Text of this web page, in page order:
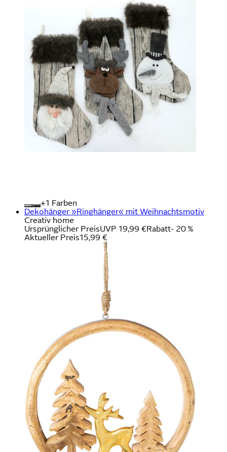
+
Farben
Dekohänger »Ringhänger« mit Weihnachtsmotiv
Creativ home
Ursprünglicher PreisUVP 19,99 €Rabatt- 20 %
Aktueller Preis15,99 €